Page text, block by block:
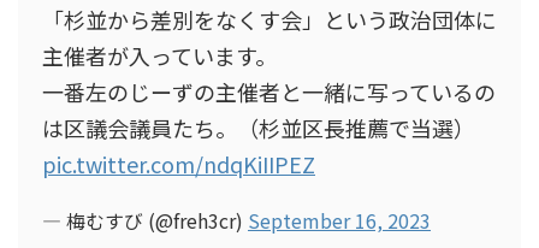
「杉並から差別をなくす会」という政治団体に
主催者が入っています。
一番左のじーずの主催者と一緒に写っているの
は区議会議員たち。（杉並区長推薦で当選）
pic.twitter.com/ndqKiIIPEZ
— 梅むすび (@freh3cr) September 16, 2023